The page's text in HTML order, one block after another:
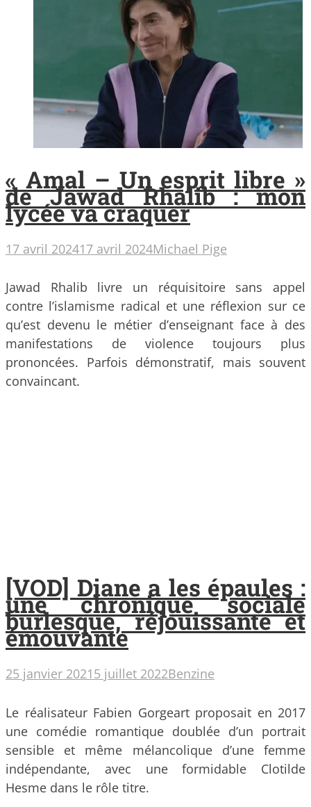
« Amal – Un esprit libre »
de Jawad Rhalib : mon
lycée va craquer
17 avril 202417 avril 2024Michael Pige
Jawad Rhalib livre un réquisitoire sans appel
contre l’islamisme radical et une réflexion sur ce
qu’est devenu le métier d’enseignant face à des
manifestations de violence toujours plus
prononcées. Parfois démonstratif, mais souvent
convaincant.
[VOD] Diane a les épaules :
une chronique sociale
burlesque, réjouissante et
émouvante
25 janvier 20215 juillet 2022Benzine
Le réalisateur Fabien Gorgeart proposait en 2017
une comédie romantique doublée d’un portrait
sensible et même mélancolique d’une femme
indépendante, avec une formidable Clotilde
Hesme dans le rôle titre.